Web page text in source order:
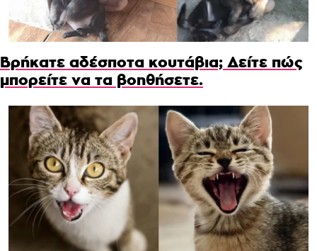
Βρήκατε αδέσποτα κουτάβια; Δείτε πώς
μπορείτε να τα βοηθήσετε.